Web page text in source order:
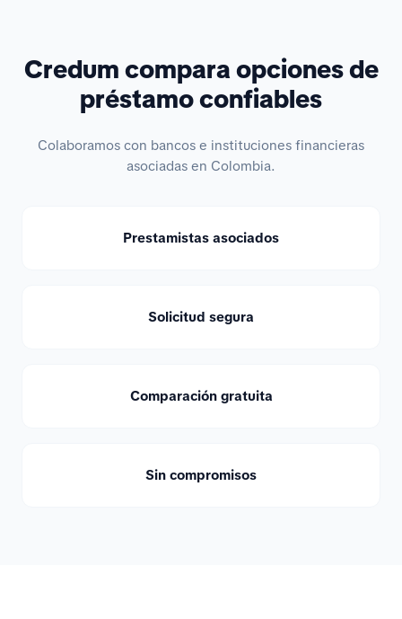
Credum compara opciones de
préstamo confiables
Colaboramos con bancos e instituciones financieras
asociadas en Colombia.
Prestamistas asociados
Solicitud segura
Comparación gratuita
Sin compromisos